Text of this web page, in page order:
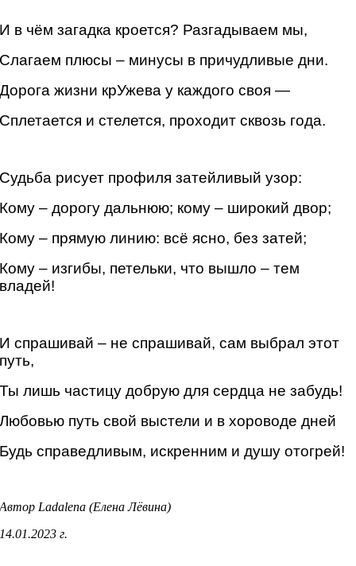
И в чём загадка кроется? Разгадываем мы,
Слагаем плюсы – минусы в причудливые дни.
Дорога жизни крУжева у каждого своя —
Сплетается и стелется, проходит сквозь года.
Судьба рисует профиля затейливый узор:
Кому – дорогу дальнюю; кому – широкий двор;
Кому – прямую линию: всё ясно, без затей;
Кому – изгибы, петельки, что вышло – тем
владей!
И спрашивай – не спрашивай, сам выбрал этот
путь,
Ты лишь частицу добрую для сердца не забудь!
Любовью путь свой выстели и в хороводе дней
Будь справедливым, искренним и душу отогрей!
Автор Ladalena (Елена Лёвина)
14.01.2023 г.